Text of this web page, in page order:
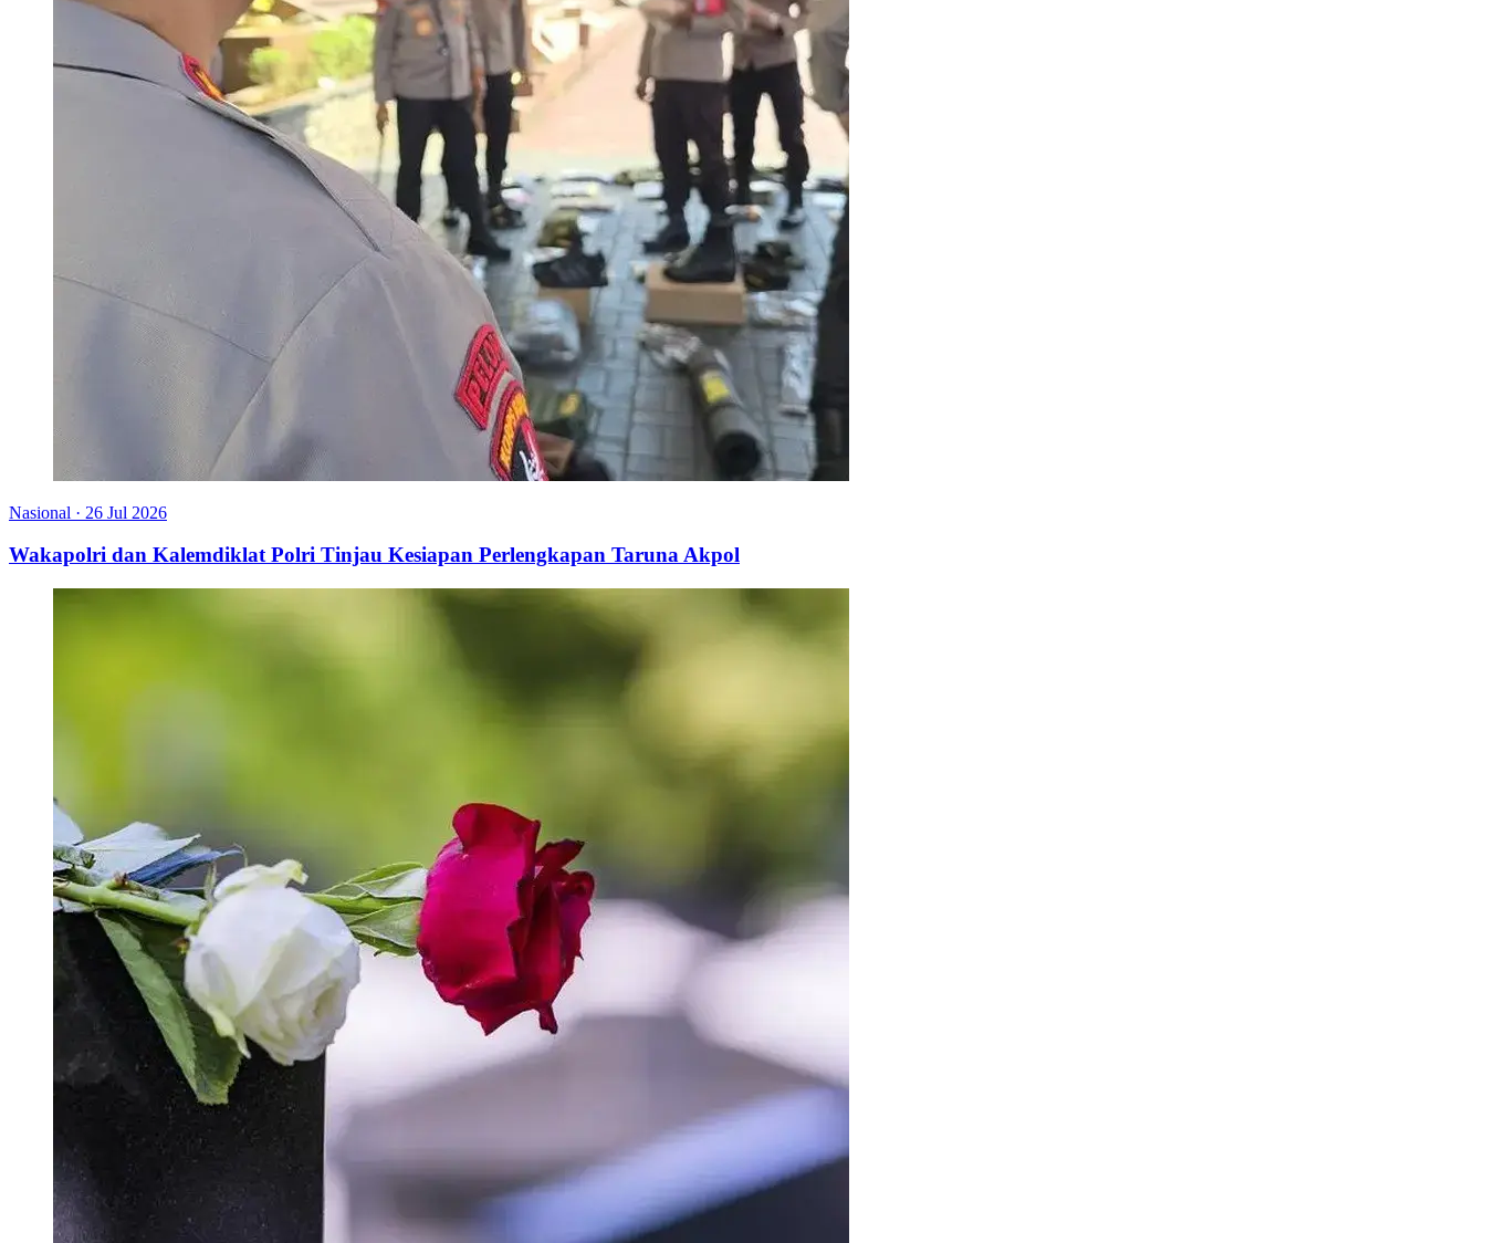
Nasional · 26 Jul 2026
Wakapolri dan Kalemdiklat Polri Tinjau Kesiapan Perlengkapan Taruna Akpol